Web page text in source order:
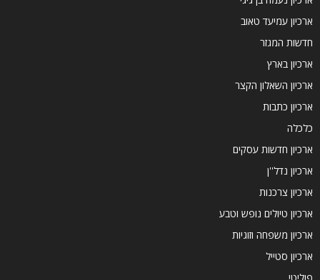
ארכיון עמיעד טאוב
חדשות המגזר
ארכיון בארץ
ארכיון השאלון הקצר
ארכיון כתבות
כלכלה
ארכיון חדשות עסקים
ארכיון נדל''ן
ארכיון צרכנות
ארכיון טיולים נופש וטבע
ארכיון משפחה וזוגיות
ארכיון סטייל